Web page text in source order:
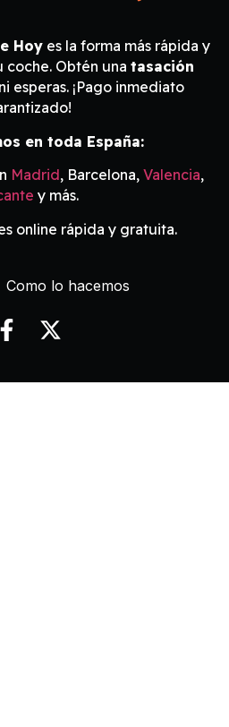
Hoyes la forma más rápida y
Obtén una tasación
esperas. ¡Pago inmediato
en toda España:
Madrid, Barcelona, Valencia,
y más.
online rápida y gratuita.
Como lo hacemos